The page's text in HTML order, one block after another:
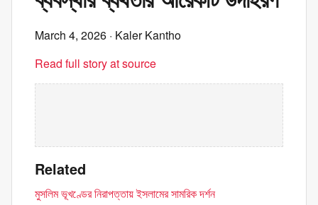
March 4, 2026 · Kaler Kantho
Read full story at source
Related
মুসলিম ভূখণ্ডের নিরাপত্তায় ইসলামের সামরিক দর্শন